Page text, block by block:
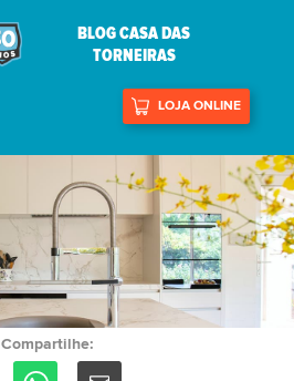
BLOG CASA DAS
TORNEIRAS
LOJA ONLINE
Compartilhe: